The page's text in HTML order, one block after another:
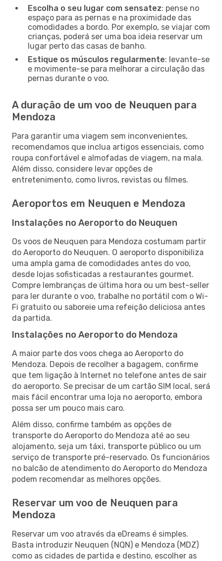
Escolha o seu lugar com sensatez: pense no
espaço para as pernas e na proximidade das
comodidades a bordo. Por exemplo, se viajar com
crianças, poderá ser uma boa ideia reservar um
lugar perto das casas de banho.
Estique os músculos regularmente: levante-se
e movimente-se para melhorar a circulação das
pernas durante o voo.
A duração de um voo de Neuquen para
Mendoza
Para garantir uma viagem sem inconvenientes,
recomendamos que inclua artigos essenciais, como
roupa confortável e almofadas de viagem, na mala.
Além disso, considere levar opções de
entretenimento, como livros, revistas ou filmes.
Aeroportos em Neuquen e Mendoza
Instalações no Aeroporto do Neuquen
Os voos de Neuquen para Mendoza costumam partir
do Aeroporto do Neuquen. O aeroporto disponibiliza
uma ampla gama de comodidades antes do voo,
desde lojas sofisticadas a restaurantes gourmet.
Compre lembranças de última hora ou um best-seller
para ler durante o voo, trabalhe no portátil com o Wi-
Fi gratuito ou saboreie uma refeição deliciosa antes
da partida.
Instalações no Aeroporto do Mendoza
A maior parte dos voos chega ao Aeroporto do
Mendoza. Depois de recolher a bagagem, confirme
que tem ligação à Internet no telefone antes de sair
do aeroporto. Se precisar de um cartão SIM local, será
mais fácil encontrar uma loja no aeroporto, embora
possa ser um pouco mais caro.
Além disso, confirme também as opções de
transporte do Aeroporto do Mendoza até ao seu
alojamento, seja um táxi, transporte público ou um
serviço de transporte pré-reservado. Os funcionários
no balcão de atendimento do Aeroporto do Mendoza
podem recomendar as melhores opções.
Reservar um voo de Neuquen para
Mendoza
Reservar um voo através da eDreams é simples.
Basta introduzir Neuquen (NQN) e Mendoza (MDZ)
como as cidades de partida e destino, escolher as